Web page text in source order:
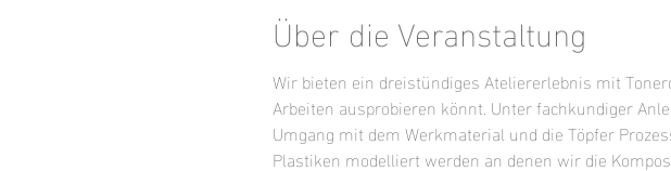
Über die Veranstaltung
Wir bieten ein dreistündiges Ateliererlebnis mit
Arbeiten ausprobieren könnt. Unter fachkundiger
Umgang mit dem Werkmaterial und die Töpfer
Plastiken modelliert werden an denen wir die